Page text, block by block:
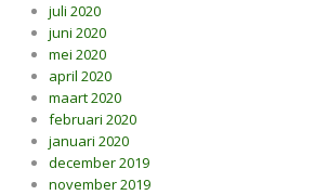
juli 2020
juni 2020
mei 2020
april 2020
maart 2020
februari 2020
januari 2020
december 2019
november 2019